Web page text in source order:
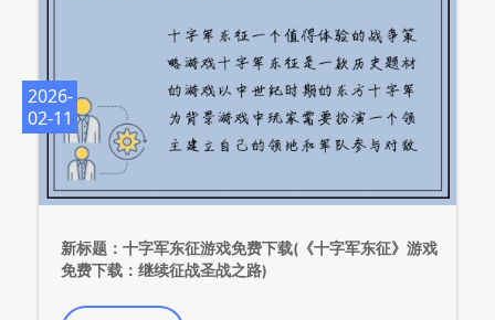
2026-
02-11
新标题：十字军东征游戏免费下载(《十字军东征》游戏
免费下载：继续征战圣战之路)